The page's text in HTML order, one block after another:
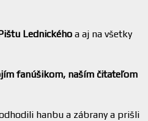
Lednického a aj na všetky
fanúšikom, naším čitateľom
hanbu a zábrany a prišli